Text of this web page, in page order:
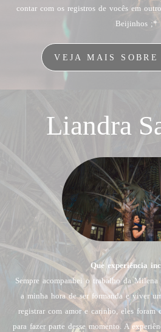
contar com os registros de vocês em
Beijinhos ;*
VEJA MAIS
Liandra
Que experiência
Sempre acompanhei o trabalho da
a minha hora de ser formanda e viver
registrar com amor e carinho, eles foram
para fazer parte desse momento. A